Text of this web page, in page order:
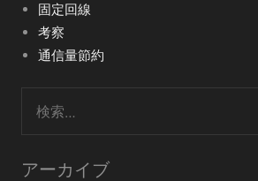
固定回線
考察
通信量節約
アーカイブ